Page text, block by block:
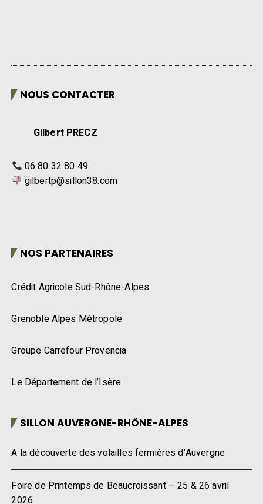
NOUS CONTACTER
Gilbert PRECZ
06 80 32 80 49
gilbertp@sillon38.com
NOS PARTENAIRES
Crédit Agricole Sud-Rhône-Alpes
Grenoble Alpes Métropole
Groupe Carrefour Provencia
Le Département de l’Isère
SILLON AUVERGNE-RHÔNE-ALPES
A la découverte des volailles fermières d’Auvergne
Foire de Printemps de Beaucroissant – 25 & 26 avril
2026